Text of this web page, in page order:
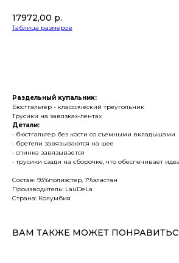
17972,00 р.
Таблица размеров
Раздельный купальник:
Бюстгальтер - классический треугольник
Трусики на завязках-лентах
Детали:
• бюстгальтер без кости со съемными вкладышами
• бретели завязываются на шее
• спинка завязывается
• трусики сзади на сборочке, что обеспечивает
Состав: 93%полиэстер, 7%эластан
Производитель: LauDeLa
Страна: Колумбия
ВАМ ТАКЖЕ МОЖЕТ